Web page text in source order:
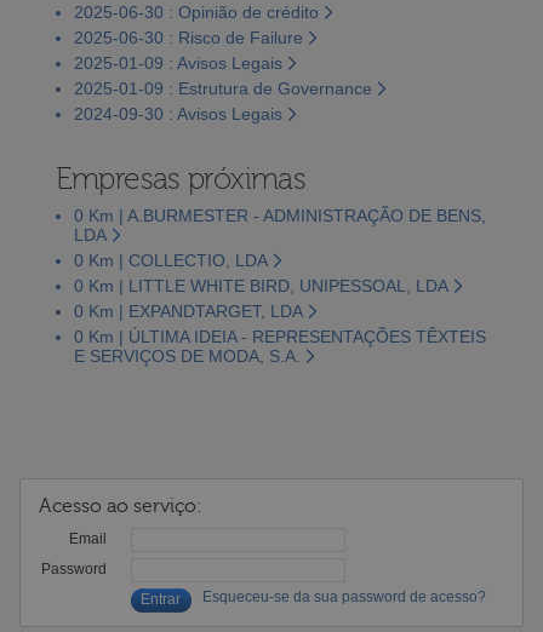
2025-06-30 : Opinião de crédito
2025-06-30 : Risco de Failure
2025-01-09 : Avisos Legais
2025-01-09 : Estrutura de Governance
2024-09-30 : Avisos Legais
Empresas próximas
0 Km | A.BURMESTER - ADMINISTRAÇÃO DE BENS,
LDA
0 Km | COLLECTIO, LDA
0 Km | LITTLE WHITE BIRD, UNIPESSOAL, LDA
0 Km | EXPANDTARGET, LDA
0 Km | ÚLTIMA IDEIA - REPRESENTAÇÕES TÊXTEIS
E SERVIÇOS DE MODA, S.A.
Acesso ao serviço:
Email
Password
Esqueceu-se da sua password de acesso?